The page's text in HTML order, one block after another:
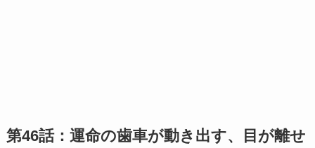
第46話：運命の歯車が動き出す、目が離せ